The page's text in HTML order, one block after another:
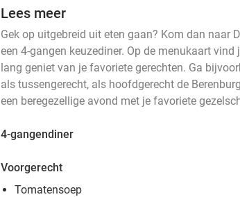
Lees meer
Gek op uitgebreid uit eten gaan? Kom dan naar
een 4-gangen keuzediner. Op de menukaart
lang geniet van je favoriete gerechten. Ga
als tussengerecht, als hoofdgerecht de
een beregezellige avond met je favoriete
4-gangendiner
Voorgerecht
Tomatensoep